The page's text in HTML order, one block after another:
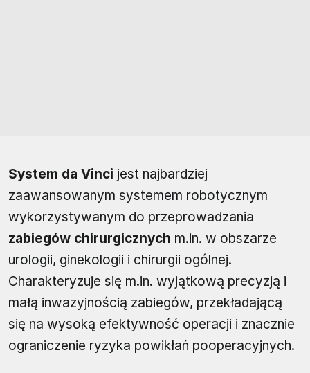
System da Vinci jest najbardziej
zaawansowanym systemem robotycznym
wykorzystywanym do przeprowadzania
zabiegów chirurgicznych m.in. w obszarze
urologii, ginekologii i chirurgii ogólnej.
Charakteryzuje się m.in. wyjątkową precyzją i
małą inwazyjnością zabiegów, przekładającą
się na wysoką efektywność operacji i znacznie
ograniczenie ryzyka powikłań pooperacyjnych.